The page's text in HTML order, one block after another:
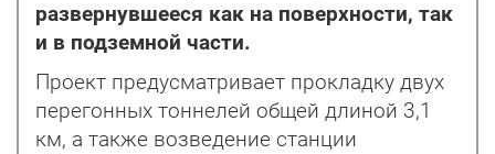
развернувшееся как на поверхности, так
и в подземной части.
Проект предусматривает прокладку двух
перегонных тоннелей общей длиной 3,1
км, а также возведение станции